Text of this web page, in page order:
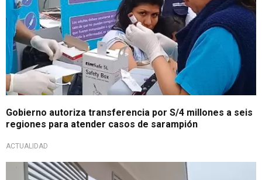
Gobierno autoriza transferencia por S/4 millones a seis
regiones para atender casos de sarampión
ACTUALIDAD
SARAMPIÓN ATACA A NIÑOS